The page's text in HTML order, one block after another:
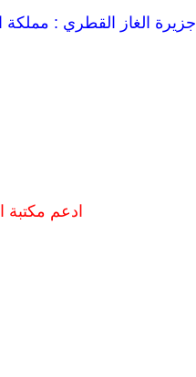
جزيرة الغاز القطري : مملكة
ادعم مكتبة